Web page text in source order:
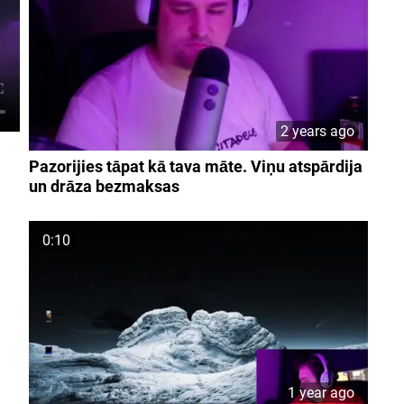
2 years ago
Pazorijies tāpat kā tava māte. Viņu atspārdija
un drāza bezmaksas
0:10
1 year ago